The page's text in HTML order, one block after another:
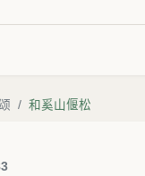
和奚山偃松